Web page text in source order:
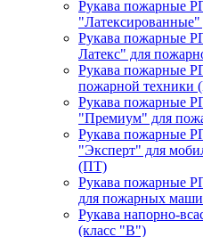
Рукава пожарные
Рукава пожарные
Латекс" для
Рукава пожарные
пожарной техники
Рукава пожарные
"Премиум" для
Рукава пожарные
"Эксперт" для
(ПТ)
Рукава пожарные
для пожарных
Рукава напорно-
(класс "В")